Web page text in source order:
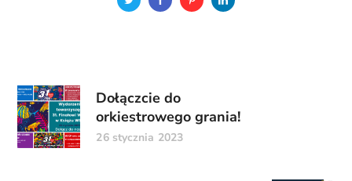
Dołączcie do
orkiestrowego grania!
26 stycznia 2023